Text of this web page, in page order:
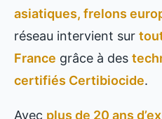
asiatiques, frelons
réseau intervient sur
France grâce à des
certifiés Certibiocide.
Avec plus de 20 ans